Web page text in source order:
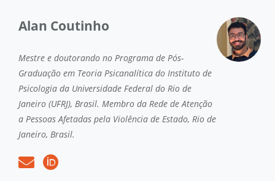
Alan Coutinho
Mestre e doutorando no Programa de Pós-
Graduação em Teoria Psicanalítica do Instituto de
Psicologia da Universidade Federal do Rio de
Janeiro (UFRJ), Brasil. Membro da Rede de Atenção
a Pessoas Afetadas pela Violência de Estado, Rio de
Janeiro, Brasil.